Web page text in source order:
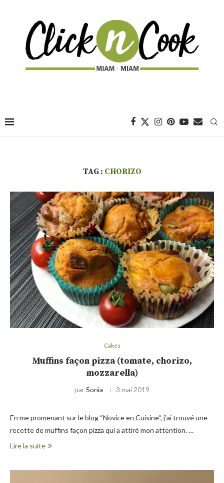
TAG : CHORIZO
Cakes
Muffins façon pizza (tomate, chorizo,
mozzarella)
parSonia 3 mai 2019
En me promenant sur le blog “Novice en Cuisine“, j’ai trouvé une
recette de muffins façon pizza qui a attiré mon attention. …
Lire la suite